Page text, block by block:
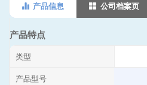
产品信息 公司档案页
产品特点
类型
产品型号